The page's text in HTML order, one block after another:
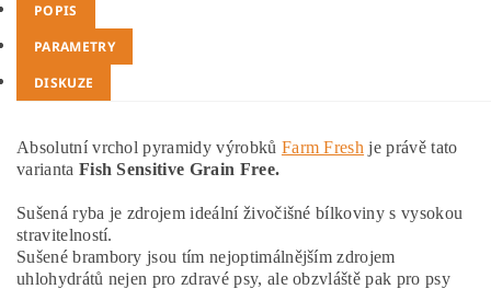
POPIS
PARAMETRY
DISKUZE
Absolutní vrchol pyramidy výrobků Farm Fresh je právě tato
varianta Fish Sensitive Grain Free.
Sušená ryba je zdrojem ideální živočišné bílkoviny s vysokou
stravitelností.
Sušené brambory jsou tím nejoptimálnějším zdrojem
uhlohydrátů nejen pro zdravé psy, ale obzvláště pak pro psy